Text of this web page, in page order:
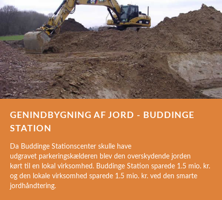
GENINDBYGNING AF JORD - BUDDINGE
STATION
Da Buddinge Stationscenter skulle have
udgravet parkeringskælderen blev den overskydende jorden
kørt til en lokal virksomhed. Buddinge Station sparede 1.5 mio. kr.
og den lokale virksomhed sparede 1.5 mio. kr. ved den smarte
jordhåndtering.